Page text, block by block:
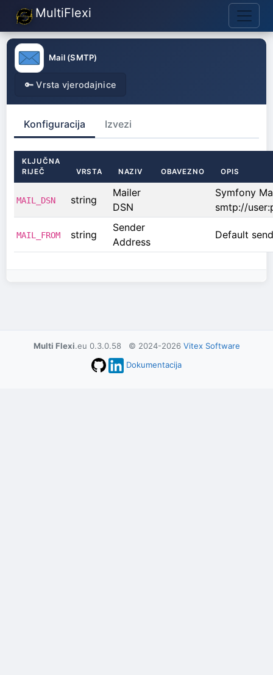
MultiFlexi
Mail (SMTP)
🔑 Vrsta vjerodajnice
Konfiguracija Izvezi
KLJUČNA
RIJEČ
VRSTA NAZIV OBAVEZNO OPIS
MAIL_DSN string
Mailer
DSN
Symfony
smtp://
MAIL_FROM string
Sender
Address
Default
Multi Flexi.eu 0.3.0.58 © 2024-2026 Vitex Software
Dokumentacija